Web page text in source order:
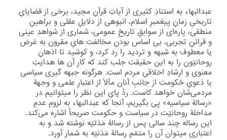
عبدالبهاء به استنادِ کثیری از آیاتِ قرآنِ مجید، برخی از قضایایِ
تاریخیِ زمانِ پیغمبرِ اسلام، انبوهی از دلایلِ عقلی و براهینِ
منطقی، پاره‌ای از سوابقِ تاریخِ عمومی، شماری از شواهدِ عینی
و قرائنِ تجربی، بی اساس بودنِ مخالفت هایِ مقرون به غرض
یا معطوف به شبهه و تردید را رد کرد، و کوشید تا اذهانِ
روحانیّون را به این حقیقت جلب کند که کارِ آن ها هدایتِ
معنوی و ارشادِ اخلاقیِ مردم است. هرگونه جبهه گیری سیاسی
یا دَعویِ حُکومت از جانبِ آنان مآلاً از اعتبارِ علمی‌ و وجهۀ
مردمی‌شان خواهد کاست. ردِّ پایِ این نظر را میتوانیم در
«رسالۀ سیاسیه» پِی بگیریم، آنجا که عبدالبهاء به لزومِ عدمِ
مداخلۀ روحانیّت در سیاست و حکومت صریحاً اشاره می‌کند.
این رساله چند سالی پس از رسالۀ مَدَتیّه نوشته شد و به
اعتباری میتوان آن را متمّمِ رسالۀ مَدَنیّه به شمار آورد.